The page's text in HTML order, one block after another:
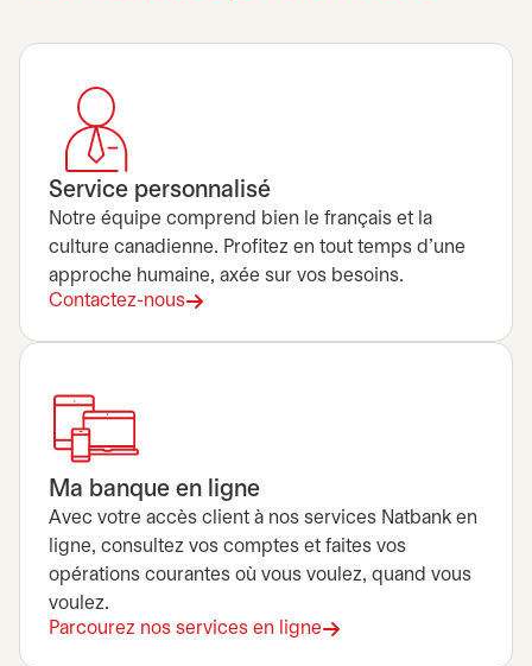
Service personnalisé
Notre équipe comprend bien le français et la
culture canadienne. Profitez en tout temps d’une
approche humaine, axée sur vos besoins.
Contactez-nous
Ma banque en ligne
Avec votre accès client à nos services Natbank en
ligne, consultez vos comptes et faites vos
opérations courantes où vous voulez, quand vous
voulez.
Parcourez nos services en ligne